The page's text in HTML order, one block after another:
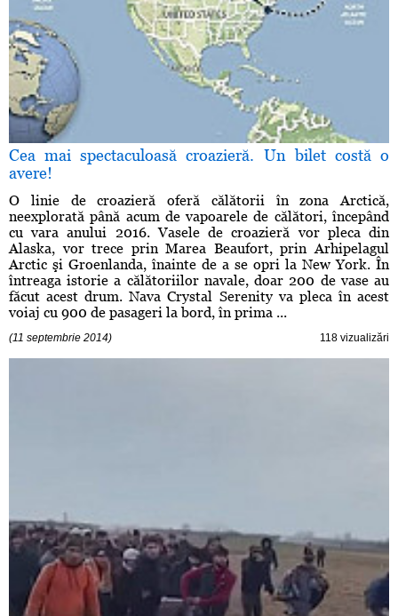
Cea mai spectaculoasă croazieră. Un bilet costă o
avere!
O linie de croazieră oferă călătorii în zona Arctică,
neexplorată până acum de vapoarele de călători, începând
cu vara anului 2016. Vasele de croazieră vor pleca din
Alaska, vor trece prin Marea Beaufort, prin Arhipelagul
Arctic şi Groenlanda, înainte de a se opri la New York. În
întreaga istorie a călătoriilor navale, doar 200 de vase au
făcut acest drum. Nava Crystal Serenity va pleca în acest
voiaj cu 900 de pasageri la bord, în prima ...
(11 septembrie 2014) 118 vizualizări